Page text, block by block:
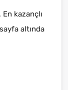
kazançlı
altında